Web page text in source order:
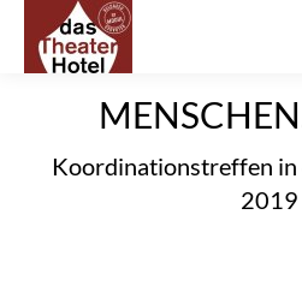
Koordinationstreffen in
2019